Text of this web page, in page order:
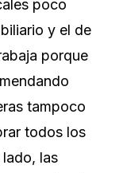
poco
y el de
porque
tampoco
todos los
las